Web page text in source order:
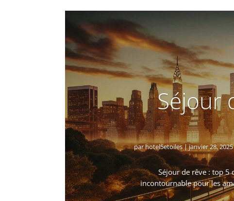
Séjour
parhotel5etoiles|janvier 28, 2025
Séjour de rêve : top 5
incontournable pour les